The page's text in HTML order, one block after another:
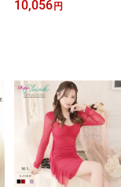
ス バイカラー 襟付き 配
きいサイズ 可愛い きれ
いめ フレアーワンピ タ
イトワンピ あす楽 送料
無料
10,056 円